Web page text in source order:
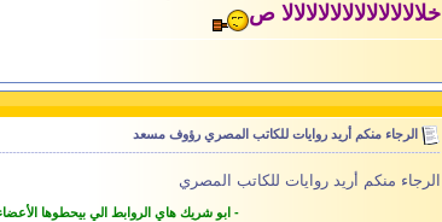
خلالالالالالالالالالالالا ص
الرجاء منكم أريد روايات للكاتب المصري رؤوف مسعد
الرجاء منكم أريد روايات للكاتب المصري
- ابو شريك هاي الروابط الي بيحطوها